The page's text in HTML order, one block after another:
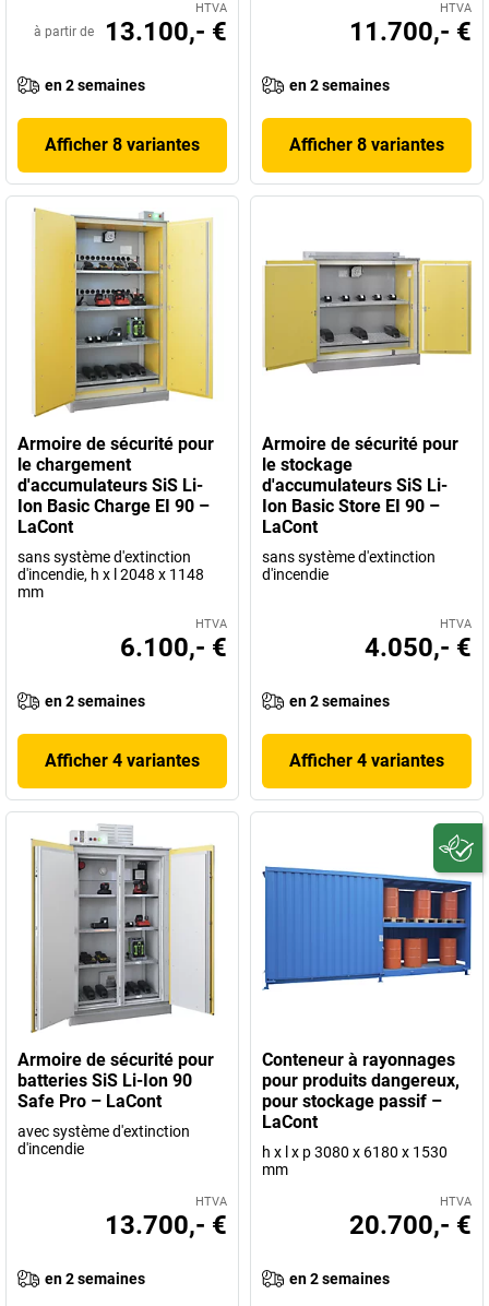
HTVA
à partir de 13.100,- €
en 2 semaines
Afficher 8 variantes
HTVA
11.700,- €
en 2 semaines
Afficher 8 variantes
Armoire de sécurité pour
le chargement
d'accumulateurs SiS Li-
Ion Basic Charge EI 90 –
LaCont
sans système d'extinction
d'incendie, h x l 2048 x 1148
mm
HTVA
6.100,- €
en 2 semaines
Afficher 4 variantes
Armoire de sécurité pour
le stockage
d'accumulateurs SiS Li-
Ion Basic Store EI 90 –
LaCont
sans système d'extinction
d'incendie
HTVA
4.050,- €
en 2 semaines
Afficher 4 variantes
Armoire de sécurité pour
batteries SiS Li-Ion 90
Safe Pro – LaCont
avec système d'extinction
d'incendie
HTVA
13.700,- €
en 2 semaines
Conteneur à rayonnages
pour produits dangereux,
pour stockage passif –
LaCont
h x l x p 3080 x 6180 x 1530
mm
HTVA
20.700,- €
en 2 semaines